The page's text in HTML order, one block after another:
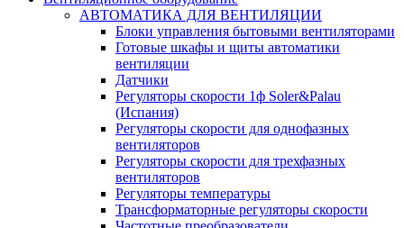
АВТОМАТИКА ДЛЯ ВЕНТИЛЯЦИИ
Блоки управления бытовыми вентиляторами
Готовые шкафы и щиты автоматики
вентиляции
Датчики
Регуляторы скорости 1ф Soler&Palau
(Испания)
Регуляторы скорости для однофазных
вентиляторов
Регуляторы скорости для трехфазных
вентиляторов
Регуляторы температуры
Трансформаторные регуляторы скорости